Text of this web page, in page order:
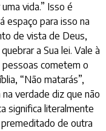
vida.” Isso é
espaço para isso na
de vista de Deus,
a Sua lei. Vale à
cometem o
“Não matarás”,
verdade diz que não
significa literalmente
de outra